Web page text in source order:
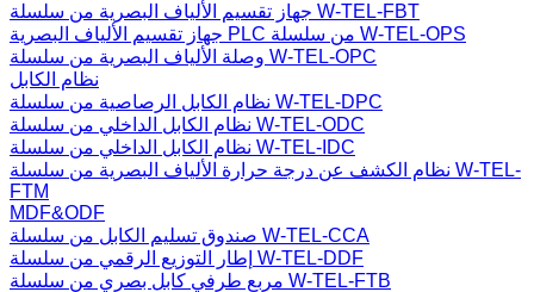
جهاز تقسيم الألياف البصرية من سلسلة W-TEL-FBT
جهاز تقسيم الألياف البصرية PLC من سلسلة W-TEL-OPS
وصلة الألياف البصرية من سلسلة W-TEL-OPC
نظام الكابل
نظام الكابل الرصاصية من سلسلة W-TEL-DPC
نظام الكابل الداخلي من سلسلة W-TEL-ODC
نظام الكابل الداخلي من سلسلة W-TEL-IDC
نظام الكشف عن درجة حرارة الألياف البصرية من سلسلة W-TEL-
FTM
MDF&ODF
صندوق تسليم الكابل من سلسلة W-TEL-CCA
إطار التوزيع الرقمي من سلسلة W-TEL-DDF
مربع طرفي كابل بصري من سلسلة W-TEL-FTB